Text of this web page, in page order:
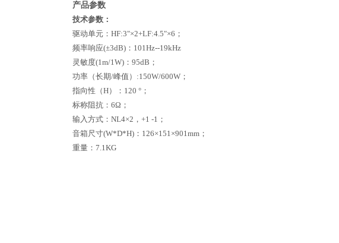
产品参数
技术参数：
驱动单元：HF:3"×2+LF:4.5"×6；
频率响应(±3dB)：101Hz--19kHz
灵敏度(1m/1W)：95dB；
功率（长期/峰值）:150W/600W；
指向性（H）：120 °；
标称阻抗：6Ω；
输入方式：NL4×2，+1 -1；
音箱尺寸(W*D*H)：126×151×901mm；
重量：7.1KG